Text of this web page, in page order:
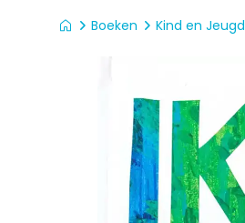
Boeken Kind en Jeugd